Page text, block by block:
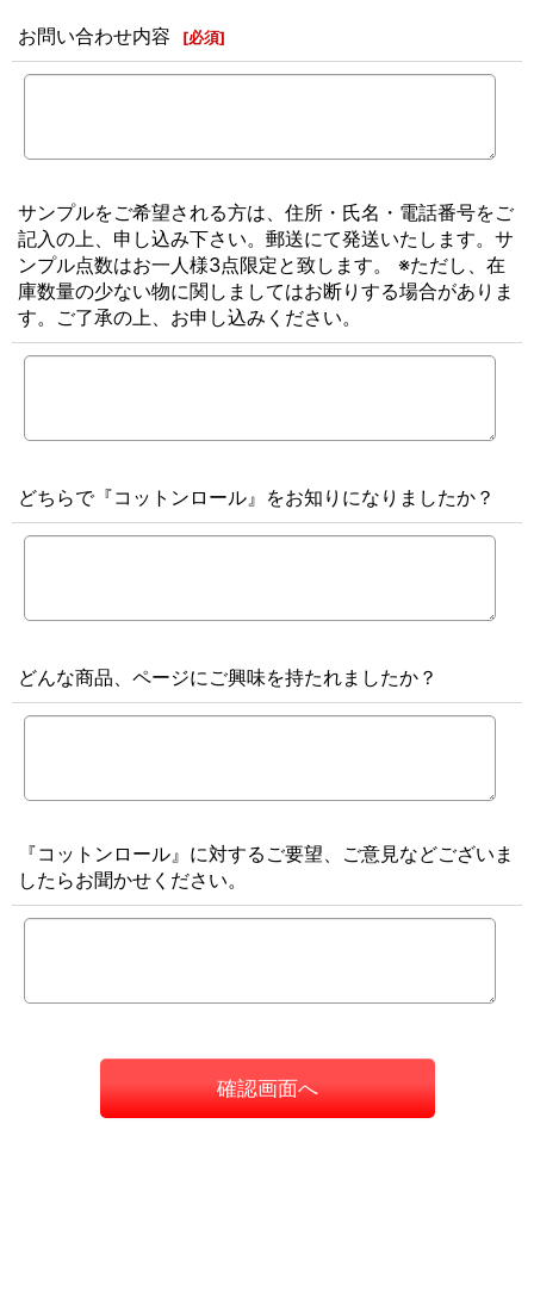
お問い合わせ内容 [必須]
サンプルをご希望される方は、住所・氏名・電話番号をご
記入の上、申し込み下さい。郵送にて発送いたします。サ
ンプル点数はお一人様3点限定と致します。 ※ただし、在
庫数量の少ない物に関しましてはお断りする場合がありま
す。ご了承の上、お申し込みください。
どちらで『コットンロール』をお知りになりましたか？
どんな商品、ページにご興味を持たれましたか？
『コットンロール』に対するご要望、ご意見などございま
したらお聞かせください。
確認画面へ